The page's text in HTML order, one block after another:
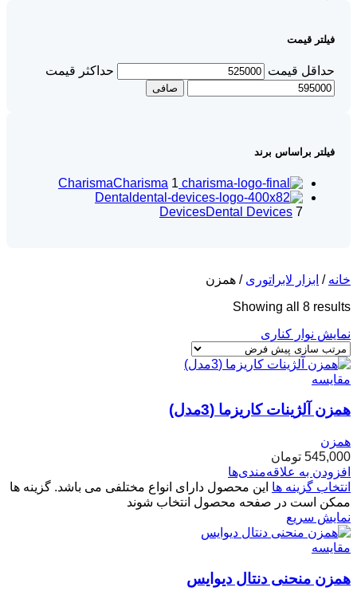
فیلتر قیمت
حداقل قیمت حداكثر قيمت
صافی
فیلتر براساس برند
CharismaCharisma 1
Dental
DevicesDental Devices 7
خانه / ابزار لابراتوری / همزن
Showing all 8 results
نمایش نوار کناری
مقایسه
همزن آلژینات کاریزما (3مدل)
همزن
545,000 تومان
افزودن به علاقه‌مندی‌ها
انتخاب گزینه ها این محصول دارای انواع مختلفی می باشد. گزینه ها
ممکن است در صفحه محصول انتخاب شوند
نمایش سریع
مقایسه
همزن منحنی دنتال دیوایس